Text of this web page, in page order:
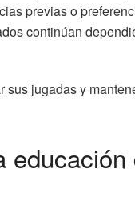
previas o
continúan
sus jugadas y
educación